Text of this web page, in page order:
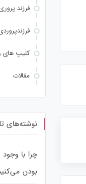
فرزند
کلیپ های
مقالات
نوشته‌های
چرا با
بودن